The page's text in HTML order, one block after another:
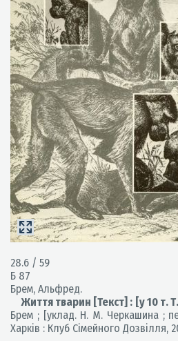
28.6 / 59
Б 87
Брем, Альфред.
Життя тварин [Текст] : [у 10 т.
Брем ; [уклад. Н. М. Черкашина ;
Харків : Клуб Сімейного Дозвілля,